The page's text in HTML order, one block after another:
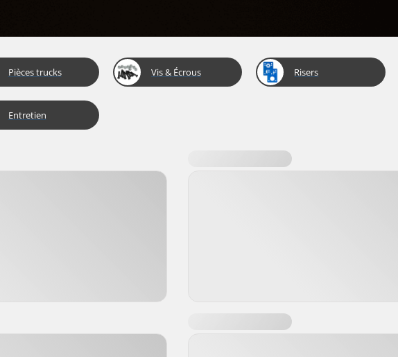
Pièces trucks Vis & Écrous Risers
Entretien